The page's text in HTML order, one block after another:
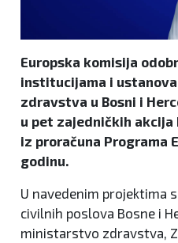
Europska komisija
institucijama i
zdravstva u Bosni i
u pet zajedničkih
iz proračuna Programa
godinu.
U navedenim projektima
civilnih poslova Bosne i
ministarstvo zdravstva,